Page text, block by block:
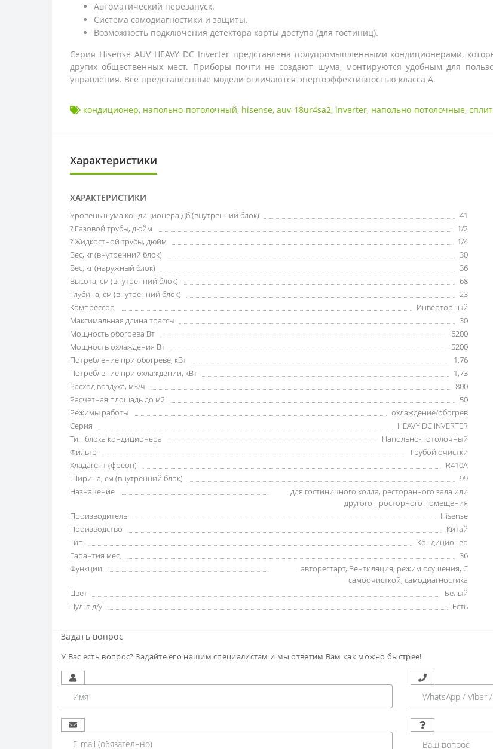
Автоматический перезапуск.
Система самодиагностики и защиты.
Возможность подключения детектора карты доступа (для гостиниц).
Серия Hisense AUV HEAVY DC Inverter представлена полупромышленными кондиционерами,
других общественных мест. Приборы почти не создают шума, монтируются удобным для
управления. Все представленные модели отличаются энергоэффективностью класса А.
кондиционер, напольно-потолочный, hisense, auv-18ur4sa2, inverter, напольно-потолочные,
Характеристики
ХАРАКТЕРИСТИКИ
Уровень шума кондиционера Дб (внутренний блок)
41
? Газовой трубы, дюйм
1/2
? Жидкостной трубы, дюйм
1/4
Вес, кг (внутренний блок)
30
Вес, кг (наружный блок)
36
Высота, см (внутренний блок)
68
Глубина, см (внутренний блок)
23
Компрессор
Инверторный
Максимальная длина трассы
30
Мощность обогрева Вт
6200
Мощность охлаждения Вт
5200
Потребление при обогреве, кВт
1,76
Потребление при охлаждении, кВт
1,73
Расход воздуха, м3/ч
800
Расчетная площадь до м2
50
Режимы работы
охлаждение/обогрев
Серия
HEAVY DC INVERTER
Тип блока кондиционера
Напольно-потолочный
Фильтр
Грубой очистки
Хладагент (фреон)
R410A
Ширина, см (внутренний блок)
99
Назначение
для гостиничного холла, ресторанного зала или
другого просторного помещения
Производитель
Hisense
Производство
Китай
Тип
Кондиционер
Гарантия мес.
36
Функции
авторестарт, Вентиляция, режим осушения, С
самоочисткой, самодиагностика
Цвет
Белый
Пульт д/у
Есть
Задать вопрос
У Вас есть вопрос? Задайте его нашим специалистам и мы ответим Вам как можно быстрее!